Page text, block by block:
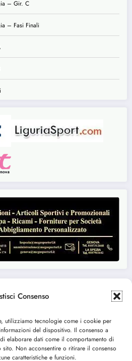
Consenso
utilizziamo tecnologie come i cookie per
del dispositivo. Il consenso a
elaborare dati come il comportamento di
Non acconsentire o ritirare il consenso
caratteristiche e funzioni.
– Gir. C
– Fasi Finali
su:
TWITTER
YOUTUBE